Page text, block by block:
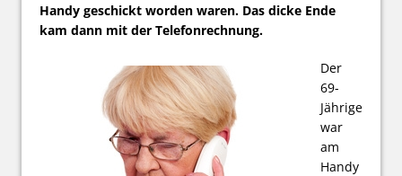
Handy geschickt worden waren. Das dicke Ende
kam dann mit der Telefonrechnung.
Der
69-
Jährige
war
am
Handy